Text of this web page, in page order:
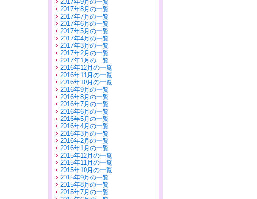
2017年9月の一覧
2017年8月の一覧
2017年7月の一覧
2017年6月の一覧
2017年5月の一覧
2017年4月の一覧
2017年3月の一覧
2017年2月の一覧
2017年1月の一覧
2016年12月の一覧
2016年11月の一覧
2016年10月の一覧
2016年9月の一覧
2016年8月の一覧
2016年7月の一覧
2016年6月の一覧
2016年5月の一覧
2016年4月の一覧
2016年3月の一覧
2016年2月の一覧
2016年1月の一覧
2015年12月の一覧
2015年11月の一覧
2015年10月の一覧
2015年9月の一覧
2015年8月の一覧
2015年7月の一覧